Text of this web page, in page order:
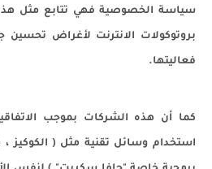
سياسة الخصوصية فهي تتابع مثل هذه
بروتوكولات الانترنت لأغراض تحسين
فعاليتها.
كما أن هذه الشركات بموجب
استخدام وسائل تقنية مثل ( الكوكيز ،